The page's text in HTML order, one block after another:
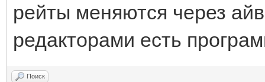
рейты меняются через
редакторами есть
Поиск